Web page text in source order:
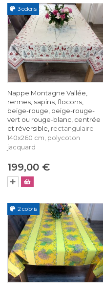
3 coloris
Nappe Montagne Vallée,
rennes, sapins, flocons,
beige-rouge, beige-rouge-
vert ou rouge-blanc, centrée
et réversible, rectangulaire
140x260 cm, polycoton
jacquard
199,00 €
2 coloris